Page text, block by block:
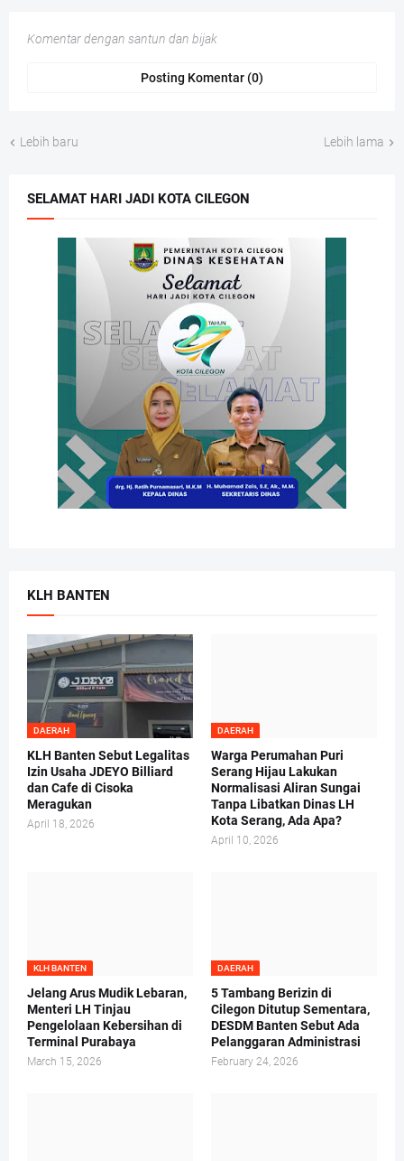
Komentar dengan santun dan bijak
Posting Komentar (0)
Lebih baru Lebih lama
SELAMAT HARI JADI KOTA CILEGON
KLH BANTEN
DAERAH
KLH Banten Sebut Legalitas
Izin Usaha JDEYO Billiard
dan Cafe di Cisoka
Meragukan
April 18, 2026
DAERAH
Warga Perumahan Puri
Serang Hijau Lakukan
Normalisasi Aliran Sungai
Tanpa Libatkan Dinas LH
Kota Serang, Ada Apa?
April 10, 2026
KLH BANTEN
Jelang Arus Mudik Lebaran,
Menteri LH Tinjau
Pengelolaan Kebersihan di
Terminal Purabaya
March 15, 2026
DAERAH
5 Tambang Berizin di
Cilegon Ditutup Sementara,
DESDM Banten Sebut Ada
Pelanggaran Administrasi
February 24, 2026